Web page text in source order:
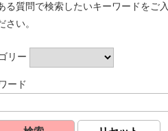
る質問で検索したいキーワードをご入
さい。
リー
ード